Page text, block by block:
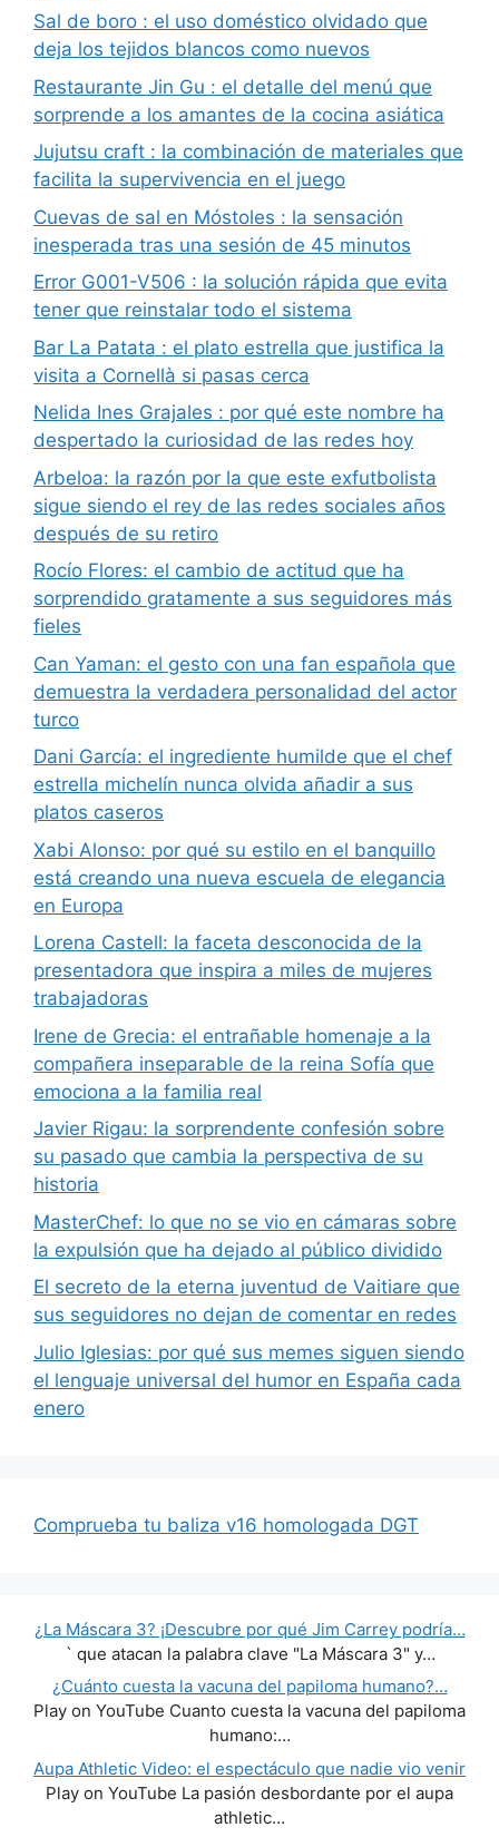
Sal de boro : el uso doméstico olvidado que
deja los tejidos blancos como nuevos
Restaurante Jin Gu : el detalle del menú que
sorprende a los amantes de la cocina asiática
Jujutsu craft : la combinación de materiales que
facilita la supervivencia en el juego
Cuevas de sal en Móstoles : la sensación
inesperada tras una sesión de 45 minutos
Error G001-V506 : la solución rápida que evita
tener que reinstalar todo el sistema
Bar La Patata : el plato estrella que justifica la
visita a Cornellà si pasas cerca
Nelida Ines Grajales : por qué este nombre ha
despertado la curiosidad de las redes hoy
Arbeloa: la razón por la que este exfutbolista
sigue siendo el rey de las redes sociales años
después de su retiro
Rocío Flores: el cambio de actitud que ha
sorprendido gratamente a sus seguidores más
fieles
Can Yaman: el gesto con una fan española que
demuestra la verdadera personalidad del actor
turco
Dani García: el ingrediente humilde que el chef
estrella michelín nunca olvida añadir a sus
platos caseros
Xabi Alonso: por qué su estilo en el banquillo
está creando una nueva escuela de elegancia
en Europa
Lorena Castell: la faceta desconocida de la
presentadora que inspira a miles de mujeres
trabajadoras
Irene de Grecia: el entrañable homenaje a la
compañera inseparable de la reina Sofía que
emociona a la familia real
Javier Rigau: la sorprendente confesión sobre
su pasado que cambia la perspectiva de su
historia
MasterChef: lo que no se vio en cámaras sobre
la expulsión que ha dejado al público dividido
El secreto de la eterna juventud de Vaitiare que
sus seguidores no dejan de comentar en redes
Julio Iglesias: por qué sus memes siguen siendo
el lenguaje universal del humor en España cada
enero
Comprueba tu baliza v16 homologada DGT
¿La Máscara 3? ¡Descubre por qué Jim Carrey podría…
` que atacan la palabra clave "La Máscara 3" y…
¿Cuánto cuesta la vacuna del papiloma humano?…
Play on YouTube Cuanto cuesta la vacuna del papiloma
humano:…
Aupa Athletic Video: el espectáculo que nadie vio venir
Play on YouTube La pasión desbordante por el aupa
athletic…